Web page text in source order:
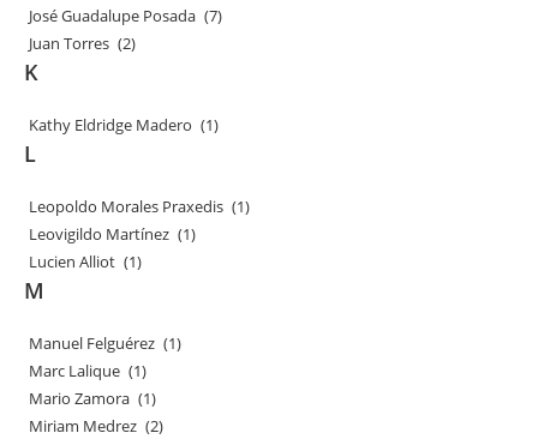
José Guadalupe Posada (7)
Juan Torres (2)
K
Kathy Eldridge Madero (1)
L
Leopoldo Morales Praxedis (1)
Leovigildo Martínez (1)
Lucien Alliot (1)
M
Manuel Felguérez (1)
Marc Lalique (1)
Mario Zamora (1)
Miriam Medrez (2)